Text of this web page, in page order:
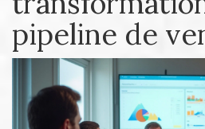
pipeline de